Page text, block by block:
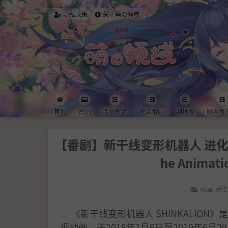
隐私政策 关于萌の领域
首页 资讯 连载新番 完结番剧 剧场版 原声音
【番剧】新干线变形机器人
he
动画 完
《新干线变形机器人 SHINKALION